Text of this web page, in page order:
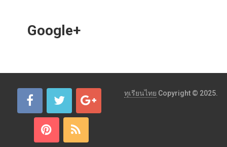
Google+
ทุเรียนไทย Copyright © 2025.